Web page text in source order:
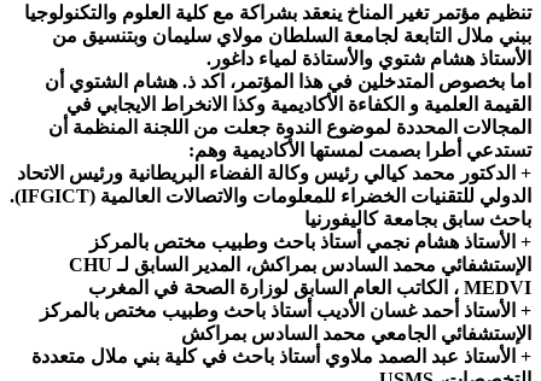
تنظيم مؤتمر تغير المناخ ينعقد بشراكة مع كلية العلوم والتكنولوجيا
ببني ملال التابعة لجامعة السلطان مولاي سليمان وبتنسيق من
الأستاذ هشام شتوي والأستاذة لمياء داغور.
اما بخصوص المتدخلين في هذا المؤتمر، اكد ذ. هشام الشتوي أن
القيمة العلمية و الكفاءة الأكاديمية وكذا الانخراط الايجابي في
المجالات المحددة لموضوع الندوة جعلت من اللجنة المنظمة أن
تستدعي أطرا بصمت لمستها الأكاديمية وهم:
+ الدكتور محمد كيالي رئيس وكالة الفضاء البريطانية ورئيس الاتحاد
الدولي للتقنيات الخضراء للمعلومات والاتصالات العالمية (IFGICT).
باحث سابق بجامعة كاليفورنيا
+ الأستاذ هشام نجمي أستاذ باحث وطبيب مختص بالمركز
الإستشفائي محمد السادس بمراكش، المدير السابق لـ CHU
MEDVI ، الكاتب العام السابق لوزارة الصحة في المغرب
+ الأستاذ أحمد غسان الأديب أستاذ باحث وطبيب مختص بالمركز
الإستشفائي الجامعي محمد السادس بمراكش
+ الأستاذ عبد الصمد ملاوي أستاذ باحث في كلية بني ملال متعددة